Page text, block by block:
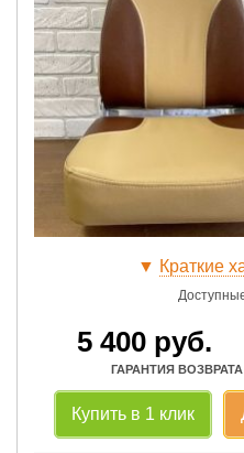
▼ Краткие
5 400руб.
ГАРАНТИЯ
Купить в 1 клик